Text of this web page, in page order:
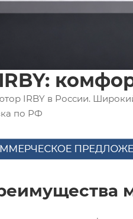
IRBY в России.
по РФ